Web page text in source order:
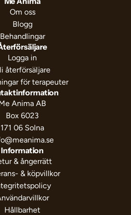
Om oss
Blogg
Behandlingar
Logga in
återförsäljare
för terapeuter
Anima AB
Box 6023
171 06 Solna
Information
& ångerrätt
& köpvillkor
Hållbarhet